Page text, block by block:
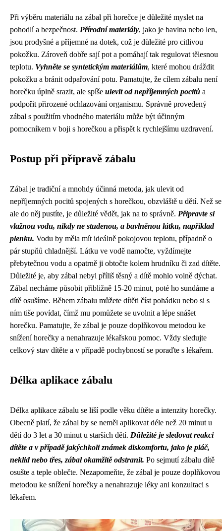
Při výběru materiálu na zábal při horečce je důležité myslet na
pohodlí a bezpečnost. Přírodní materiály, jako je bavlna nebo len,
jsou prodyšné a příjemné na dotek, což je důležité pro citlivou
pokožku. Zároveň dobře sají pot a pomáhají tak regulovat tělesnou
teplotu. Vyhněte se syntetickým materiálům, které mohou dráždit
pokožku a bránit odpařování potu. Pamatujte, že cílem zábalu není
horečku úplně srazit, ale spíše ulevit od nepříjemných pocitů a
podpořit přirozené ochlazování organismu. Správně provedený
zábal s použitím vhodného materiálu může být účinným
pomocníkem v boji s horečkou a přispět k rychlejšímu uzdravení.
Postup při přípravě zábalu
Zábal je tradiční a mnohdy účinná metoda, jak ulevit od
nepříjemných pocitů spojených s horečkou, obzvláště u dětí. Než se
ale do něj pustíte, je důležité vědět, jak na to správně. Připravte si
vlažnou vodu, nikdy ne studenou, a bavlněnou látku, například
plenku. Vodu by měla mít ideálně pokojovou teplotu, případně o
pár stupňů chladnější. Látku ve vodě namočte, vyždímejte
přebytečnou vodu a opatrně ji obtočte kolem hrudníku či zad dítěte.
Důležité je, aby zábal nebyl příliš těsný a dítě mohlo volně dýchat.
Zábal necháme působit přibližně 15-20 minut, poté ho sundáme a
dítě osušíme. Během zábalu můžete dítěti číst pohádku nebo si s
ním tiše povídat, čímž mu pomůžete se uvolnit a lépe snášet
horečku. Pamatujte, že zábal je pouze doplňkovou metodou ke
snížení horečky a nenahrazuje lékařskou pomoc. Vždy sledujte
celkový stav dítěte a v případě pochybností se poraďte s lékařem.
Délka aplikace zábalu
Délka aplikace zábalu se liší podle věku dítěte a intenzity horečky.
Obecně platí, že zábal by se neměl aplikovat déle než 20 minut u
dětí do 3 let a 30 minut u starších dětí. Důležité je sledovat reakci
dítěte a v případě jakýchkoli známek diskomfortu, jako je pláč,
neklid nebo třes, zábal okamžitě odstranit. Po sejmutí zábalu dítě
osušte a teple oblečte. Nezapomeňte, že zábal je pouze doplňkovou
metodou ke snížení horečky a nenahrazuje léky ani konzultaci s
lékařem.